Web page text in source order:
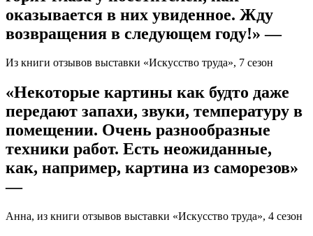
оказывается в них увиденное. Жду
возвращения в следующем году!» —
Из книги отзывов выставки «Искусство труда», 7 сезон
«Некоторые картины как будто даже
передают запахи, звуки, температуру в
помещении. Очень разнообразные
техники работ. Есть неожиданные,
как, например, картина из саморезов»
—
Анна, из книги отзывов выставки «Искусство труда», 4 сезон